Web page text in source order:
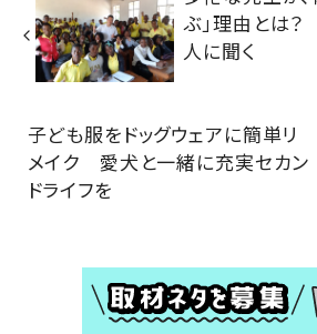
ぶ」理由とは
人に聞く
子ども服をドッグウェアに簡単リ
メイク 愛犬と一緒に充実セカン
ドライフを